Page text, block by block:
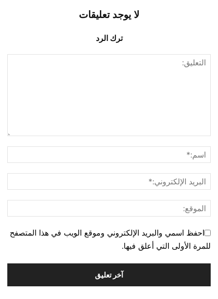
لا يوجد تعليقات
ترك الرد
احفظ اسمي والبريد الإلكتروني وموقع الويب في هذا المتصفح
للمرة الأولى التي أعلق فيها.